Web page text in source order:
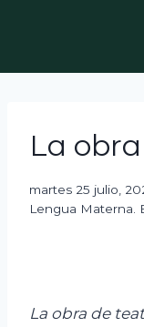
La
martes 25 julio,
Lengua Materna.
La obra de